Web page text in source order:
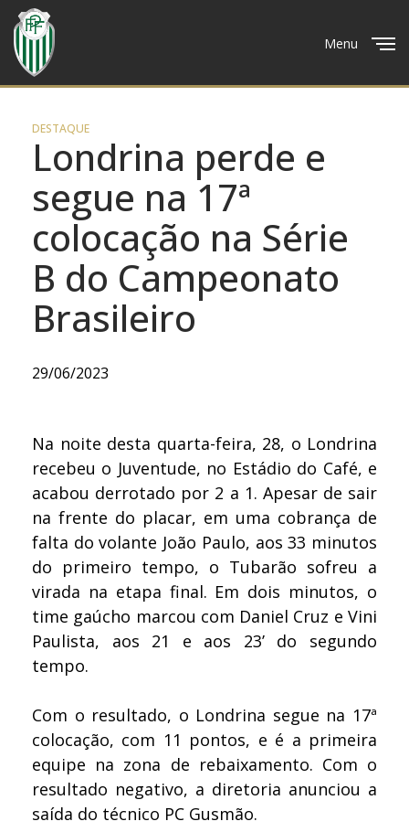
Menu
DESTAQUE
Londrina perde e
segue na 17ª
colocação na Série
B do Campeonato
Brasileiro
29/06/2023
Na noite desta quarta-feira, 28, o Londrina
recebeu o Juventude, no Estádio do Café, e
acabou derrotado por 2 a 1. Apesar de sair
na frente do placar, em uma cobrança de
falta do volante João Paulo, aos 33 minutos
do primeiro tempo, o Tubarão sofreu a
virada na etapa final. Em dois minutos, o
time gaúcho marcou com Daniel Cruz e Vini
Paulista, aos 21 e aos 23’ do segundo
tempo.
Com o resultado, o Londrina segue na 17ª
colocação, com 11 pontos, e é a primeira
equipe na zona de rebaixamento. Com o
resultado negativo, a diretoria anunciou a
saída do técnico PC Gusmão.